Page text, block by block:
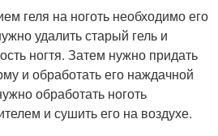
геля на ноготь необходимо его
удалить старый гель и
ногтя. Затем нужно придать
и обработать его наждачной
обработать ноготь
и сушить его на воздухе.